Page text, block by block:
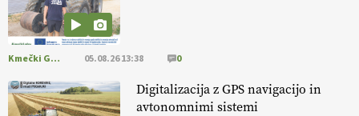
EKOloško = logično: ekološka kmetija
ALTENBAHER
EKOloško = logično: ekološko oljarstvo
MORGAN
Kmečki Glas 05.08.26 13:38 0
Digitalizacija z GPS navigacijo in
avtonomnimi sistemi